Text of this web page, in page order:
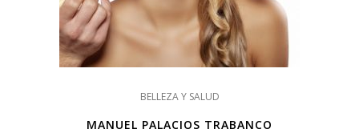
BELLEZA Y SALUD
MANUEL PALACIOS TRABANCO